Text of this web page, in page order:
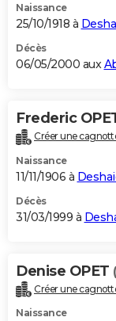
Naissance
25/10/1918 à
Décès
06/05/2000 aux
Frederic
Créer une
Naissance
11/11/1906 à
Décès
31/03/1999 à
Denise OPET
Créer une
Naissance